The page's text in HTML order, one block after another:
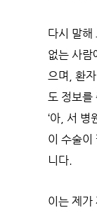
다시 말해
없는 사람
으며, 환
도 정보를
‘아, 서 병
이 수술이
니다.
이는 제가